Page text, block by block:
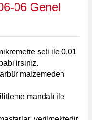
06 Genel
seti ile 0,01
malzemeden
mandalı ile